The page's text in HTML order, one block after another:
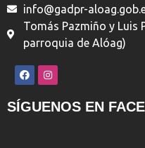
info@gadpr-
Tomás Pazmiño y Luis
parroquia de Alóag)
SÍGUENOS EN